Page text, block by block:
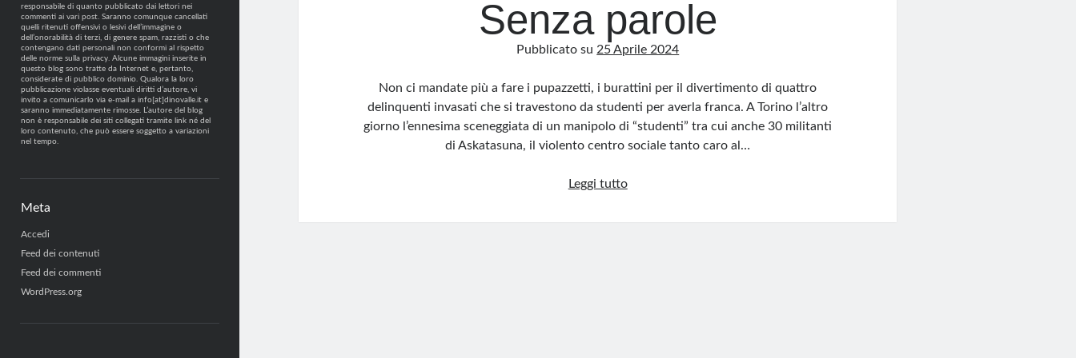
responsabile di quanto pubblicato dai lettori nei
commenti ai vari post. Saranno comunque cancellati
quelli ritenuti offensivi o lesivi dell’immagine o
dell’onorabilità di terzi, di genere spam, razzisti o che
contengano dati personali non conformi al rispetto
delle norme sulla privacy. Alcune immagini inserite in
questo blog sono tratte da Internet e, pertanto,
considerate di pubblico dominio. Qualora la loro
pubblicazione violasse eventuali diritti d’autore, vi
invito a comunicarlo via e-mail a info[at]dinovalle.it e
saranno immediatamente rimosse. L’autore del blog
non è responsabile dei siti collegati tramite link né del
loro contenuto, che può essere soggetto a variazioni
nel tempo.
Meta
Accedi
Feed dei contenuti
Feed dei commenti
WordPress.org
Senza parole
Pubblicato su 25 Aprile 2024
Non ci mandate più a fare i pupazzetti, i burattini per il divertimento di quattro
delinquenti invasati che si travestono da studenti per averla franca. A Torino l’altro
giorno l’ennesima sceneggiata di un manipolo di “studenti” tra cui anche 30 militanti
di Askatasuna, il violento centro sociale tanto caro al…
Leggi tuttoSenza